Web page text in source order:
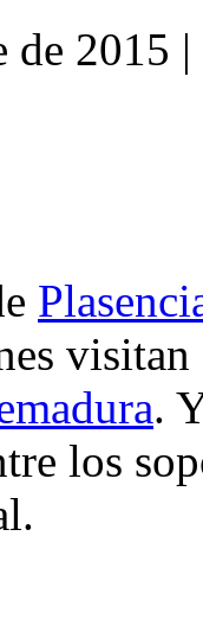
de 2015 |
.
los